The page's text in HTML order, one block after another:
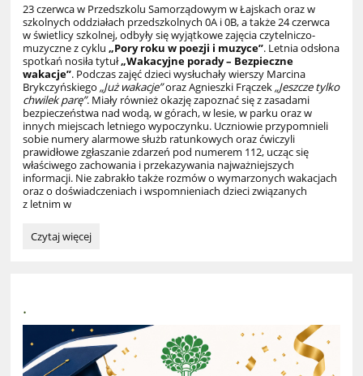
23 czerwca w Przedszkolu Samorządowym w Łajskach oraz w
szkolnych oddziałach przedszkolnych 0A i 0B, a także 24 czerwca
w świetlicy szkolnej, odbyły się wyjątkowe zajęcia czytelniczo-
muzyczne z cyklu„Pory roku w poezji i muzyce”. Letnia odsłona
spotkań nosiła tytuł„Wakacyjne porady – Bezpieczne
wakacje”. Podczas zajęć dzieci wysłuchały wierszy Marcina
Brykczyńskiego„Już wakacje”oraz Agnieszki Frączek„Jeszcze tylko
chwilek parę”. Miały również okazję zapoznać się z zasadami
bezpieczeństwa nad wodą, w górach, w lesie, w parku oraz w
innych miejscach letniego wypoczynku. Uczniowie przypomnieli
sobie numery alarmowe służb ratunkowych oraz ćwiczyli
prawidłowe zgłaszanie zdarzeń pod numerem 112, ucząc się
właściwego zachowania i przekazywania najważniejszych
informacji. Nie zabrakło także rozmów o wymarzonych wakacjach
oraz o doświadczeniach i wspomnieniach dzieci związanych
z letnim w
„PORADY
zajęcia
literacko-
muzyczne:
Czytaj więcej
.